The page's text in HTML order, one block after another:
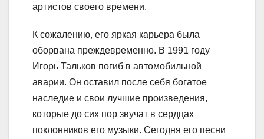
артистов своего времени.
К сожалению, его яркая карьера была
оборвана преждевременно. В 1991 году
Игорь Тальков погиб в автомобильной
аварии. Он оставил после себя богатое
наследие и свои лучшие произведения,
которые до сих пор звучат в сердцах
поклонников его музыки. Сегодня его песни